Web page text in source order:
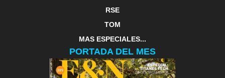
RSE
TOM
MAS ESPECIALES...
PORTADA DEL MES